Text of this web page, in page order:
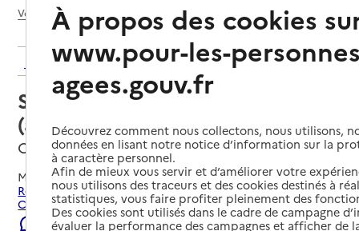
Voir le fil d’Ariane
Retour aux résultats de l'annuaire
Service autonomie à domicile
(aide) – Famill'Services 81
Castres, TARN
Mis à jour le04/08/2026
Rechercher les établissements et services autour de
Castres.
Signaler une erreur
À propos des cookies
www.pour-les-
agees.gouv.fr
Découvrez comment nous collectons, nous utilisons,
données en lisant notre notice d’information sur la
à caractère personnel.
Afin de mieux vous servir et d’améliorer votre
nous utilisons des traceurs et des cookies destinés à
statistiques, vous faire profiter pleinement des
Des cookies sont utilisés dans le cadre de campagne
évaluer la performance des campagnes et afficher de